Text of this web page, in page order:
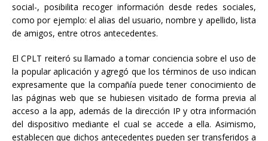
social-, posibilita recoger información desde redes sociales,
como por ejemplo: el alias del usuario, nombre y apellido, lista
de amigos, entre otros antecedentes.
El CPLT reiteró su llamado a tomar conciencia sobre el uso de
la popular aplicación y agregó que los términos de uso indican
expresamente que la compañía puede tener conocimiento de
las páginas web que se hubiesen visitado de forma previa al
acceso a la app, además de la dirección IP y otra información
del dispositivo mediante el cual se accede a ella. Asimismo,
establecen que dichos antecedentes pueden ser transferidos a